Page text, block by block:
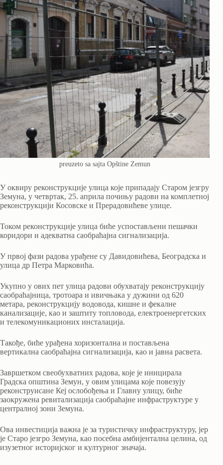
preuzeto sa sajta Opštine Zemun
У оквиру реконструкције улица које припадају Старом језгру
Земуна, у четвртак, 25. априла почињу радови на комплетној
реконструкцији Косовске и Прерадовићеве улице.
Током реконструкције улица биће успостављени пешачки
коридори и адекватна саобраћајна сигнализација.
У првој фази радова урађене су Давидовићева, Београдска и
улица др Петра Марковића.
Укупно у ових пет улица радови обухватају реконструкцију
саобраћајница, тротоара и ивичњака у дужини од 620
метара, реконструкцију водовода, кишне и фекалне
канализације, као и заштиту топловода, електроенергетских
и телекомуникационих инсталација.
Такође, биће урађена хоризонтална и постављена
вертикална саобраћајна сигнализација, као и јавна расвета.
Завршетком свеобухватних радова, које је иницирала
Градска општина Земун, у овим улицама које повезују
реконструисане Кеј ослобођења и Главну улицу, биће
заокружена ревитализација саобраћајне инфраструктуре у
централној зони Земуна.
Ова инвестиција важна је за туристичку инфраструктуру, јер
је Старо језгро Земуна, као посебна амбијентална целина, од
изузетног историјског и културног значаја.